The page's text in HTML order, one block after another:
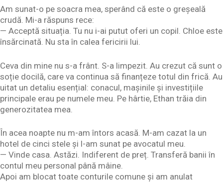
Am sunat-o pe soacra mea, sperând că este o greșeală
crudă. Mi-a răspuns rece:
— Acceptă situația. Tu nu i-ai putut oferi un copil. Chloe este
însărcinată. Nu sta în calea fericirii lui.
Ceva din mine nu s-a frânt. S-a limpezit. Au crezut că sunt o
soție docilă, care va continua să finanțeze totul din frică. Au
uitat un detaliu esențial: conacul, mașinile și investițiile
principale erau pe numele meu. Pe hârtie, Ethan trăia din
generozitatea mea.
În acea noapte nu m-am întors acasă. M-am cazat la un
hotel de cinci stele și l-am sunat pe avocatul meu.
— Vinde casa. Astăzi. Indiferent de preț. Transferă banii în
contul meu personal până mâine.
Apoi am blocat toate conturile comune și am anulat